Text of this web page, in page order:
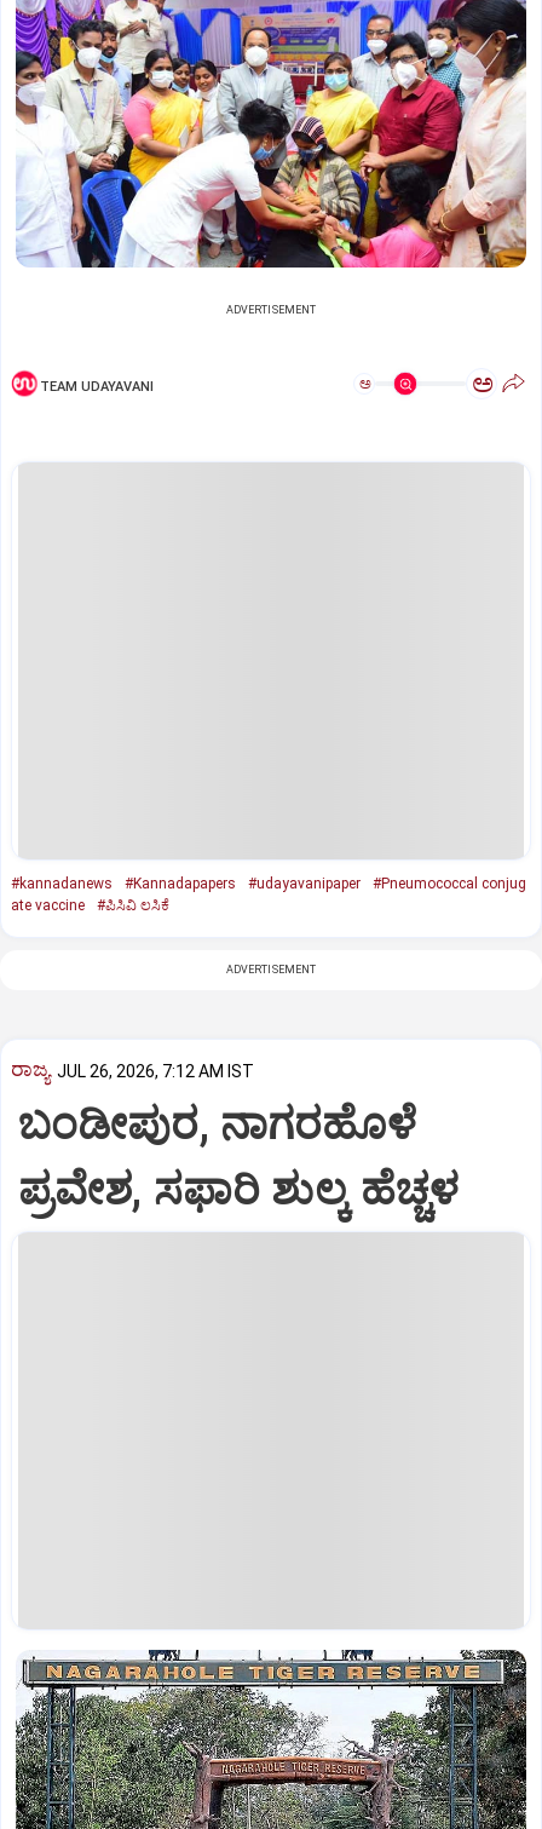
ADVERTISEMENT
TEAM UDAYAVANI ಅ ಅ
#kannadanews #Kannadapapers #udayavanipaper
#Pneumococcal conjug
ate vaccine
#ಪಿಸಿವಿ ಲಸಿಕೆ
ADVERTISEMENT
ರಾಜ್ಯ JUL 26, 2026, 7:12 AM IST
ಬಂಡೀಪುರ, ನಾಗರಹೊಳೆ
ಪ್ರವೇಶ, ಸಫಾರಿ ಶುಲ್ಕ ಹೆಚ್ಚಳ